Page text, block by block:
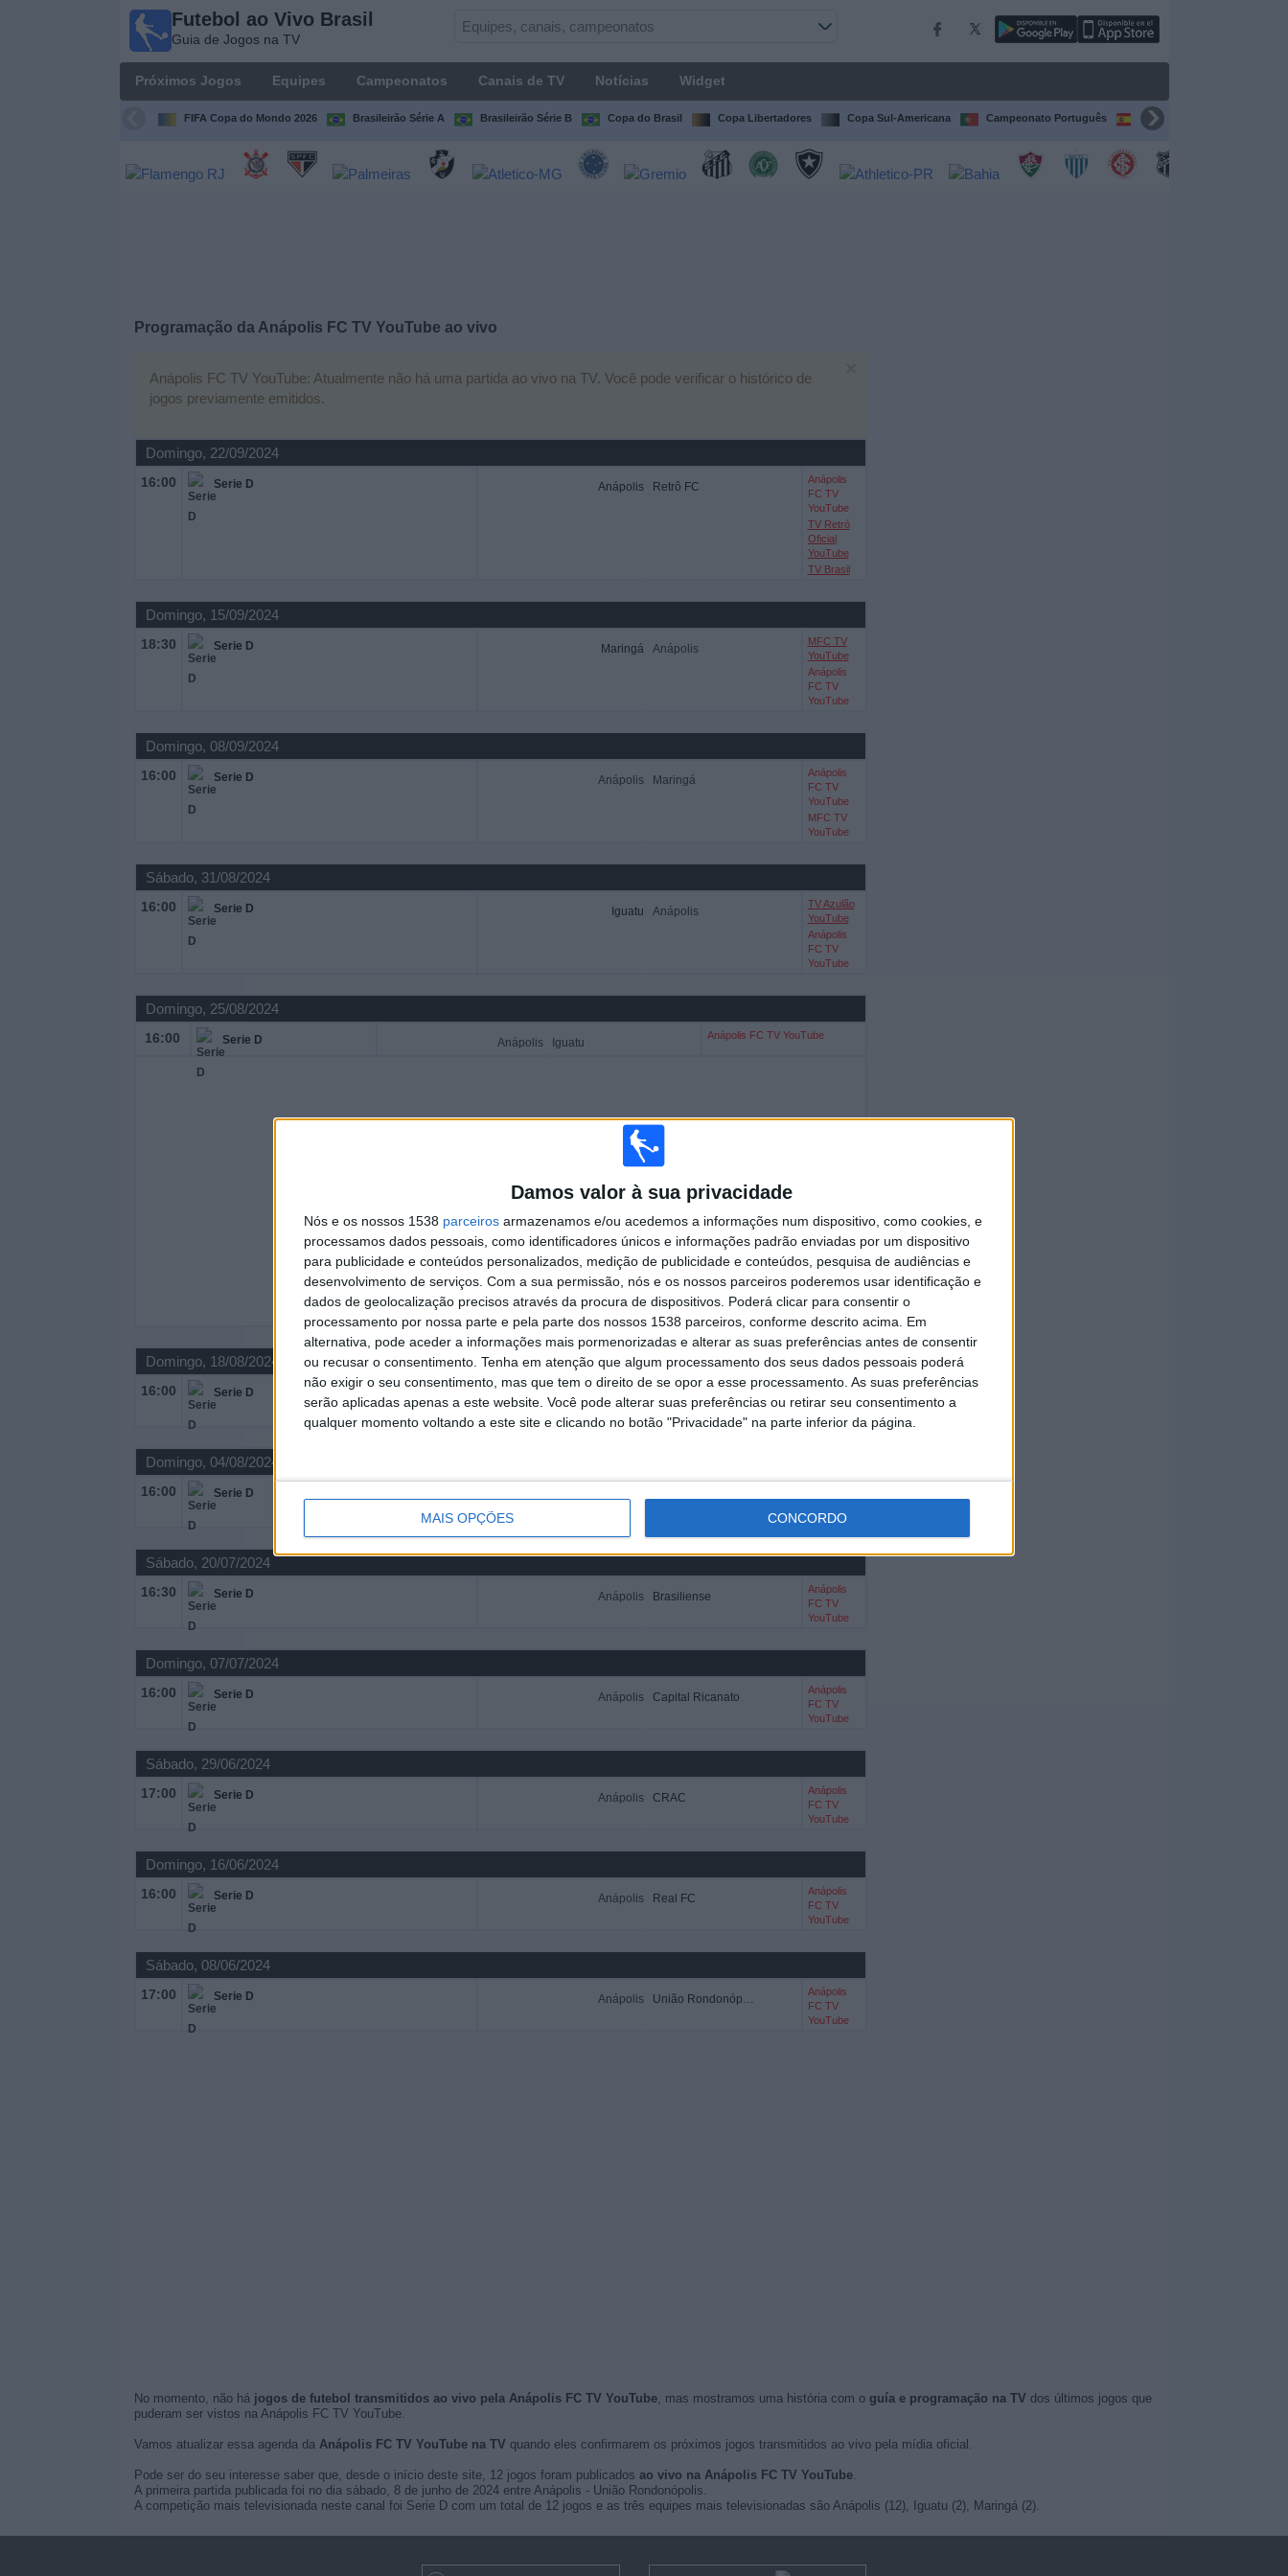
Damos valor à sua privacidade
Nós e os nossos 1538 parceiros armazenamos e/ou acedemos a informações num dispositivo, como cookies, e
processamos dados pessoais, como identificadores únicos e informações padrão enviadas por um dispositivo
para publicidade e conteúdos personalizados, medição de publicidade e conteúdos, pesquisa de audiências e
desenvolvimento de serviços. Com a sua permissão, nós e os nossos parceiros poderemos usar identificação e
dados de geolocalização precisos através da procura de dispositivos. Poderá clicar para consentir o
processamento por nossa parte e pela parte dos nossos 1538 parceiros, conforme descrito acima. Em
alternativa, pode aceder a informações mais pormenorizadas e alterar as suas preferências antes de consentir
ou recusar o consentimento. Tenha em atenção que algum processamento dos seus dados pessoais poderá
não exigir o seu consentimento, mas que tem o direito de se opor a esse processamento. As suas preferências
serão aplicadas apenas a este website. Você pode alterar suas preferências ou retirar seu consentimento a
qualquer momento voltando a este site e clicando no botão "Privacidade" na parte inferior da página.
MAIS OPÇÕES CONCORDO
Futebol ao Vivo Brasil
Guia de Jogos na TV
Próximos Jogos Equipes Campeonatos Canais de TV Notícias Widget
FIFA Copa do Mondo 2026 Brasileirão Série A Brasileirão Série B Copa do Brasil Copa Libertadores Copa Sul-Americana Campeonato Português Campeonato Espanhol
Programação da Anápolis FC TV YouTube ao vivo
Anápolis FC TV YouTube: Atualmente não há uma partida ao vivo na TV. Você pode verificar o histórico de
jogos previamente emitidos.
Domingo, 22/09/2024
16:00 Serie D Anápolis Retrô FC
Anápolis
FC TV
YouTube
TV Retró
Oficial
YouTube
TV Brasil
Domingo, 15/09/2024
18:30 Serie D Maringá Anápolis
MFC TV
YouTube
Anápolis
FC TV
YouTube
Domingo, 08/09/2024
16:00 Serie D Anápolis Maringá
Anápolis
FC TV
YouTube
MFC TV
YouTube
Sábado, 31/08/2024
16:00 Serie D Iguatu Anápolis
TV Azulão
YouTube
Anápolis
FC TV
YouTube
Domingo, 25/08/2024
16:00 Serie D Anápolis Iguatu
Anápolis FC TV YouTube
Domingo, 18/08/2024
16:00 Serie D Anápolis
Anápolis
FC TV
YouTube
Domingo, 04/08/2024
16:00 Serie D Anápolis Itabuna EC
FC TV
YouTube
Sábado, 20/07/2024
16:30 Serie D Anápolis Brasiliense
Anápolis
FC TV
YouTube
Domingo, 07/07/2024
16:00 Serie D Anápolis Capital Ricanato
Anápolis
FC TV
YouTube
Sábado, 29/06/2024
17:00 Serie D Anápolis CRAC
Anápolis
FC TV
YouTube
Domingo, 16/06/2024
16:00 Serie D Anápolis Real FC
Anápolis
FC TV
YouTube
Sábado, 08/06/2024
17:00 Serie D Anápolis União Rondonópolis
Anápolis
FC TV
YouTube
No momento, não há jogos de futebol transmitidos ao vivo pela Anápolis FC TV YouTube, mas mostramos uma história com o guía e programação na TV dos últimos jogos que
puderam ser vistos na Anápolis FC TV YouTube.
Vamos atualizar essa agenda da Anápolis FC TV YouTube na TV quando eles confirmarem os próximos jogos transmitidos ao vivo pela mídia oficial.
Pode ser do seu interesse saber que, desde o início deste site, 12 jogos foram publicados ao vivo na Anápolis FC TV YouTube.
A primeira partida publicada foi no dia sábado, 8 de junho de 2024 entre Anápolis - União Rondonópolis.
A competição mais televisionada neste canal foi Serie D com um total de 12 jogos e as três equipes mais televisionadas são Anápolis (12), Iguatu (2), Maringá (2).